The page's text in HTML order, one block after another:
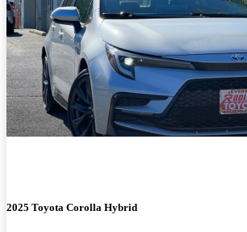
2025 Toyota Corolla Hybrid